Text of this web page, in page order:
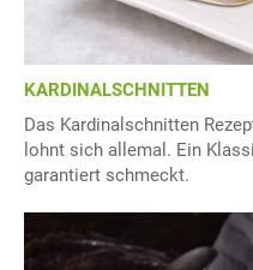
KARDINALSCHNITTEN
Das Kardinalschnitten
lohnt sich allemal. Ein
garantiert schmeckt.